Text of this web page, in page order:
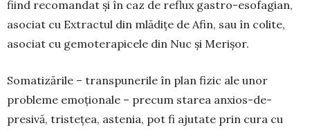
fiind recomandat și în caz de reflux gastro-esofagian,
asociat cu Ex­trac­tul din mlădițe de Afin, sau în colite,
asociat cu gemo­terapicele din Nuc și Merișor.
Somatizările – transpunerile în plan fizic ale unor
probleme emo­ționale – precum starea anxios-de­
presivă, tris­teţea, astenia, pot fi aju­tate prin cura cu